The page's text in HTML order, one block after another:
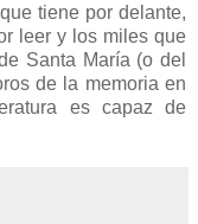
tiene por delante,
leer y los miles que
Santa María (o del
de la memoria en
es capaz de